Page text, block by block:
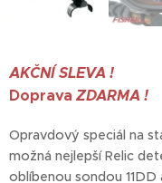
AKČNÍ SLEVA !
Doprava ZDARMA !
Opravdový speciál na
možná nejlepší Relic
oblíbenou sondou 11DD